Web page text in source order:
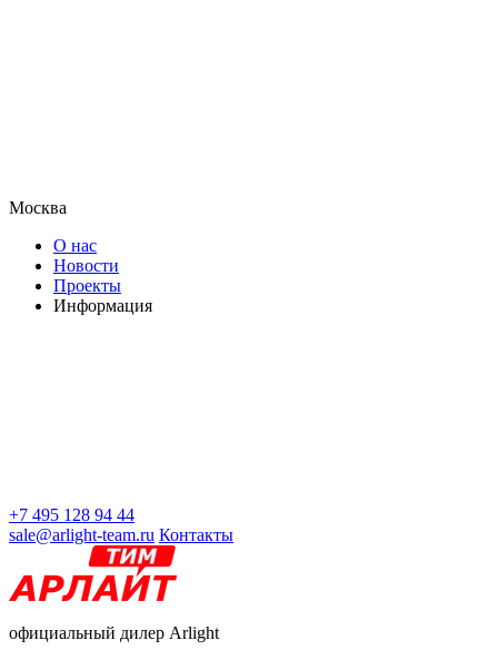
Москва
О нас
Новости
Проекты
Информация
+7 495 128 94 44
sale@arlight-team.ru Контакты
официальный дилер Arlight